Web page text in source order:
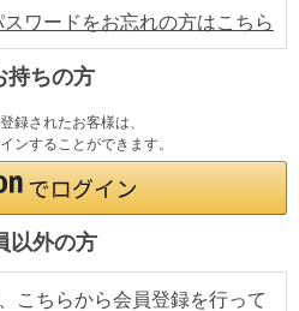
スワードをお忘れの方はこちら
持ちの方
録されたお客様は、
ンすることができます。
以外の方
こちらから会員登録を行って